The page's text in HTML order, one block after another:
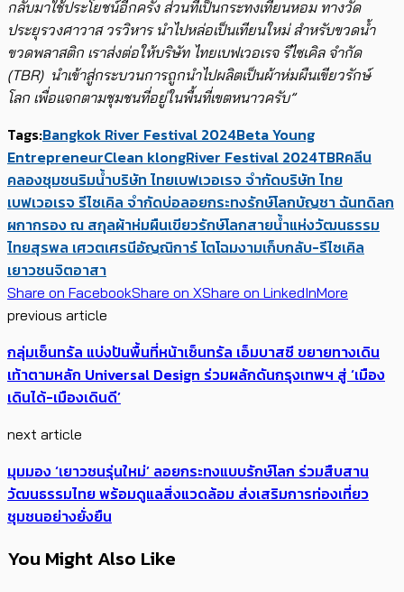
กลับมาใช้ประโยชน์อีกครั้ง ส่วนที่เป็นกระทงเทียนหอม ทางวัด
ประยุรวงศาวาส วรวิหาร นำไปหล่อเป็นเทียนใหม่ สำหรับขวดน้ำ
ขวดพลาสติก เราส่งต่อให้บริษัท ไทยเบฟเวอเรจ รีไซเคิล จำกัด
(TBR) นำเข้าสู่กระบวนการถูกนำไปผลิตเป็นผ้าห่มผืนเขียวรักษ์
โลก เพื่อแจกตามชุมชนที่อยู่ในพื้นที่เขตหนาวครับ”
Tags:Bangkok River Festival 2024Beta Young
EntrepreneurClean klongRiver Festival 2024TBRคลีน
คลองชุมชนริมน้ำบริษัท ไทยเบฟเวอเรจ จำกัดบริษัท ไทย
เบฟเวอเรจ รีไซเคิล จำกัดบ่อลอยกระทงรักษ์โลกบัญชา ฉันทดิลก
ผกากรอง ณ สกุลผ้าห่มผืนเขียวรักษ์โลกสายน้ำแห่งวัฒนธรรม
ไทยสุรพล เศวตเศรนีอัญณิการ์ โตโฉมงามเก็บกลับ-รีไซเคิล
เยาวชนจิตอาสา
Share on FacebookShare on XShare on LinkedInMore
previous article
กลุ่มเซ็นทรัล แบ่งปันพื้นที่หน้าเซ็นทรัล เอ็มบาสซี ขยายทางเดิน
เท้าตามหลัก Universal Design ร่วมผลักดันกรุงเทพฯ สู่ ‘เมือง
เดินได้-เมืองเดินดี’
next article
มุมมอง ‘เยาวชนรุ่นใหม่’ ลอยกระทงแบบรักษ์โลก ร่วมสืบสาน
วัฒนธรรมไทย พร้อมดูแลสิ่งแวดล้อม ส่งเสริมการท่องเที่ยว
ชุมชนอย่างยั่งยืน
You Might Also Like